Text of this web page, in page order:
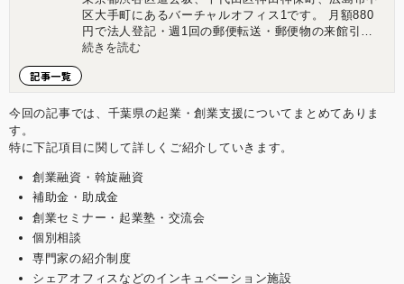
記事一覧
区大手町にあるバーチャルオフィス1です。 月額880
円で法人登記・週1回の郵便転送・郵便物の来館引取
ができる起業家やフリーランスのためのバーチャルオ
ビル8B バーチャルオフィス1神保町店 東京都千代田
広島店 広島県広島市中区大手町1-1-20 相生橋ビル7階
続きを読む
今回の記事では、千葉県の起業・創業支援についてまとめてありま
す。
特に下記項目に関して詳しくご紹介していきます。
創業融資・斡旋融資
補助金・助成金
創業セミナー・起業塾・交流会
個別相談
専門家の紹介制度
シェアオフィスなどのインキュベーション施設